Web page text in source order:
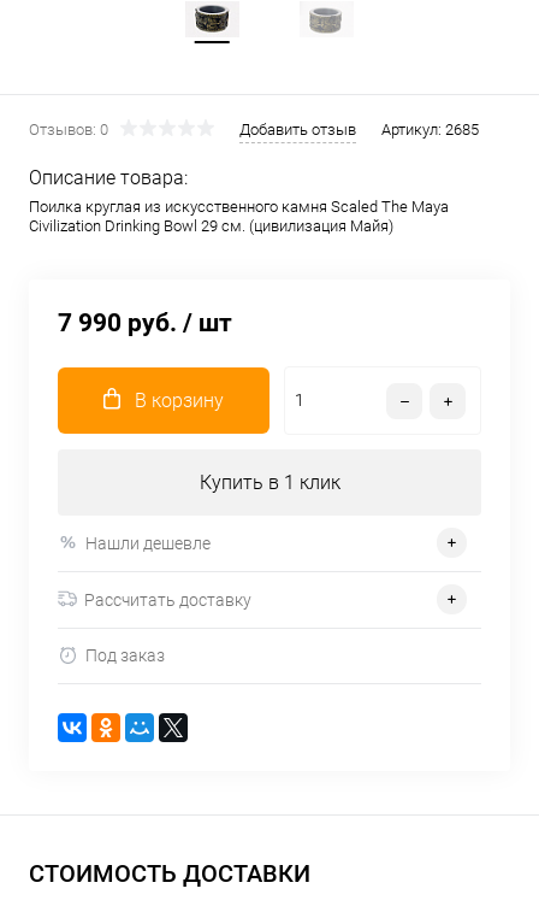
Отзывов: 0 Добавить отзыв Артикул: 2685
Описание товара:
Поилка круглая из искусственного камня Scaled The Maya
Civilization Drinking Bowl 29 см. (цивилизация Майя)
7 990 руб. / шт
В корзину
Купить в 1 клик
Нашли дешевле
Рассчитать доставку
Под заказ
СТОИМОСТЬ ДОСТАВКИ